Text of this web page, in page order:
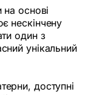
на основі
нескінчену
один з
унікальний
доступні